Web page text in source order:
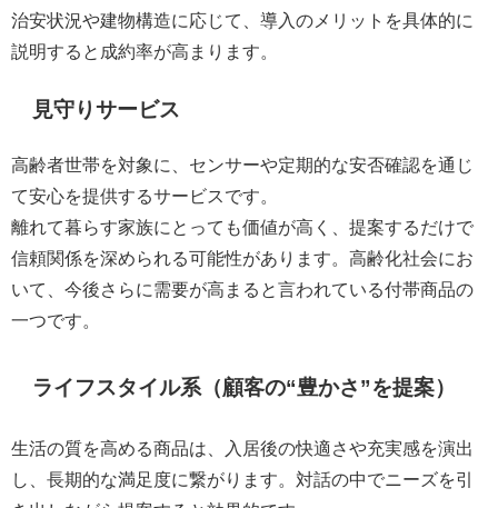
治安状況や建物構造に応じて、導入のメリットを具体的に
説明すると成約率が高まります。
見守りサービス
高齢者世帯を対象に、センサーや定期的な安否確認を通じ
て安心を提供するサービスです。
離れて暮らす家族にとっても価値が高く、提案するだけで
信頼関係を深められる可能性があります。高齢化社会にお
いて、今後さらに需要が高まると言われている付帯商品の
一つです。
ライフスタイル系（顧客の“豊かさ”を提案）
生活の質を高める商品は、入居後の快適さや充実感を演出
し、長期的な満足度に繋がります。対話の中でニーズを引